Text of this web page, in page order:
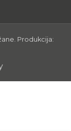
Produkcija: